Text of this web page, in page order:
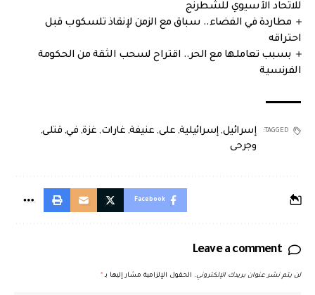
للاتحاد الآسيوي للشطرنج
مطاردة في الفضاء.. سباق مع الزمن لإنقاذ تلسكوب قبل
احتراقه
بسبب تعاملها مع الحر.. اقتراح لسحب الثقة من الحكومة
الفرنسية
TAGGED: إسرائيل, إسرائيلية, على, عنيفة, غارات, غزة, في, قتلى,
وجرحى
Facebook
Leave a comment
لن يتم نشر عنوان بريدك الإلكتروني. الحقول الإلزامية مشار إليها بـ *